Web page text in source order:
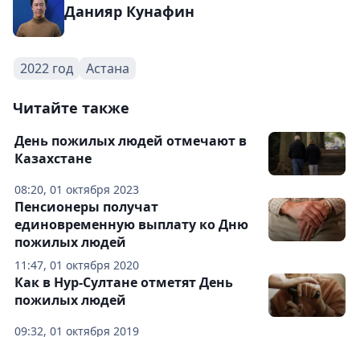
Данияр Кунафин
2022 год Астана
Читайте также
08:20, 01 октября 2023
День пожилых людей отмечают в
Казахстане
11:47, 01 октября 2020
Пенсионеры получат
единовременную выплату ко Дню
пожилых людей
09:32, 01 октября 2019
Как в Нур-Султане отметят День
пожилых людей